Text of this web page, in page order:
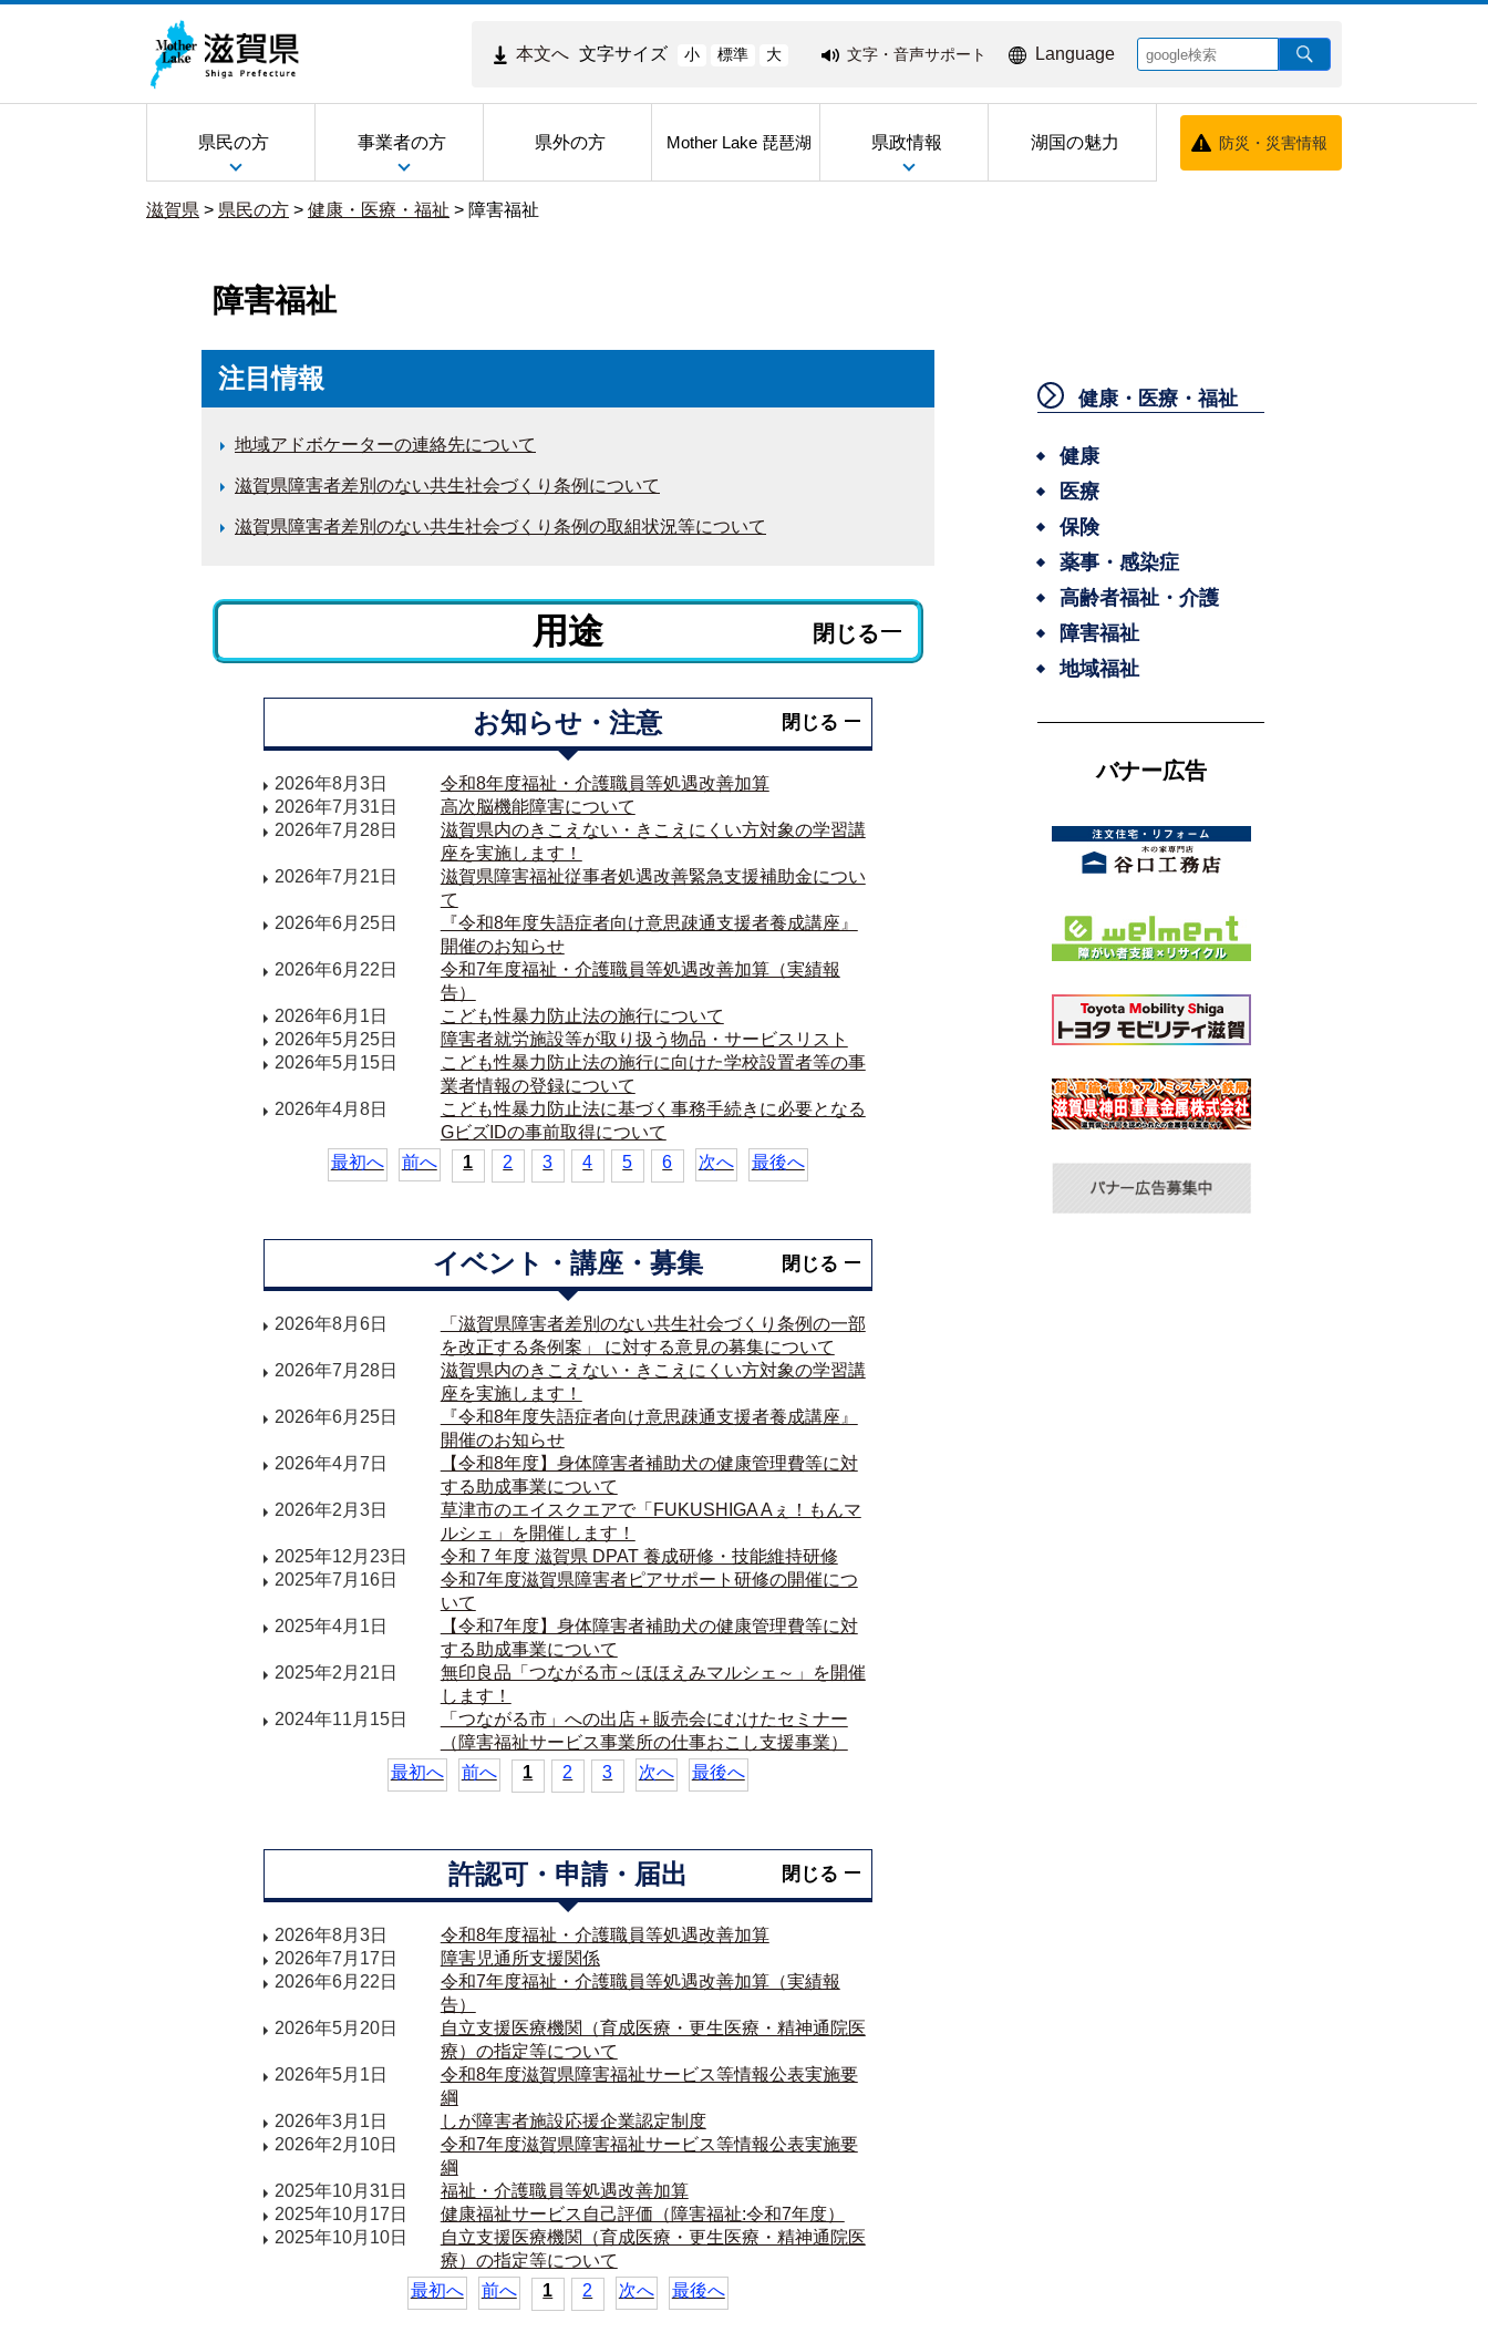
本文へ 文字サイズ 小 標準 大 文字・音声サポート Language
県民の方 事業者の方 県外の方 Mother Lake 琵琶湖 県政情報 湖国の魅力 防災・災害情報
滋賀県 > 県民の方 > 健康・医療・福祉 > 障害福祉
障害福祉
注目情報
地域アドボケーターの連絡先について
滋賀県障害者差別のない共生社会づくり条例について
滋賀県障害者差別のない共生社会づくり条例の取組状況等について
用途 閉じる
お知らせ・注意 閉じる
2026年8月3日
令和8年度福祉・介護職員等処遇改善加算
2026年7月31日
高次脳機能障害について
2026年7月28日
滋賀県内のきこえない・きこえにくい方対象の学習講
座を実施します！
2026年7月21日
滋賀県障害福祉従事者処遇改善緊急支援補助金につい
て
2026年6月25日
『令和8年度失語症者向け意思疎通支援者養成講座』
開催のお知らせ
2026年6月22日
令和7年度福祉・介護職員等処遇改善加算（実績報
告）
2026年6月1日
こども性暴力防止法の施行について
2026年5月25日
障害者就労施設等が取り扱う物品・サービスリスト
2026年5月15日
こども性暴力防止法の施行に向けた学校設置者等の事
業者情報の登録について
2026年4月8日
こども性暴力防止法に基づく事務手続きに必要となる
GビズIDの事前取得について
最初へ
前へ 1 2 3 4 5 6 次へ 最後へ
イベント・講座・募集 閉じる
2026年8月6日
「滋賀県障害者差別のない共生社会づくり条例の一部
を改正する条例案」 に対する意見の募集について
2026年7月28日
滋賀県内のきこえない・きこえにくい方対象の学習講
座を実施します！
2026年6月25日
『令和8年度失語症者向け意思疎通支援者養成講座』
開催のお知らせ
2026年4月7日
【令和8年度】身体障害者補助犬の健康管理費等に対
する助成事業について
2026年2月3日
草津市のエイスクエアで「FUKUSHIGA Aぇ！もんマ
ルシェ」を開催します！
2025年12月23日
令和 7 年度 滋賀県 DPAT 養成研修・技能維持研修
2025年7月16日
令和7年度滋賀県障害者ピアサポート研修の開催につ
いて
2025年4月1日
【令和7年度】身体障害者補助犬の健康管理費等に対
する助成事業について
2025年2月21日
無印良品「つながる市～ほほえみマルシェ～」を開催
します！
2024年11月15日
「つながる市」への出店＋販売会にむけたセミナー
（障害福祉サービス事業所の仕事おこし支援事業）
最初へ
前へ 1 2 3 次へ 最後へ
許認可・申請・届出 閉じる
2026年8月3日
令和8年度福祉・介護職員等処遇改善加算
2026年7月17日
障害児通所支援関係
2026年6月22日
令和7年度福祉・介護職員等処遇改善加算（実績報
告）
2026年5月20日
自立支援医療機関（育成医療・更生医療・精神通院医
療）の指定等について
2026年5月1日
令和8年度滋賀県障害福祉サービス等情報公表実施要
綱
2026年3月1日
しが障害者施設応援企業認定制度
2026年2月10日
令和7年度滋賀県障害福祉サービス等情報公表実施要
綱
2025年10月31日
福祉・介護職員等処遇改善加算
2025年10月17日
健康福祉サービス自己評価（障害福祉:令和7年度）
2025年10月10日
自立支援医療機関（育成医療・更生医療・精神通院医
療）の指定等について
最初へ
前へ 1 2 次へ 最後へ
健康・医療・福祉
健康
医療
保険
薬事・感染症
高齢者福祉・介護
障害福祉
地域福祉
バナー広告